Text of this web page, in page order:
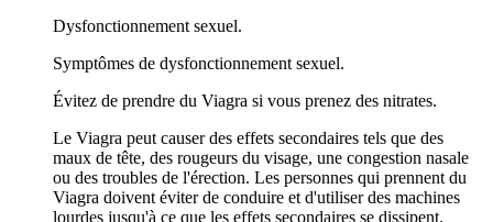
Dysfonctionnement sexuel.
Symptômes de dysfonctionnement sexuel.
Évitez de prendre du Viagra si vous prenez des nitrates.
Le Viagra peut causer des effets secondaires tels que des
maux de tête, des rougeurs du visage, une congestion nasale
ou des troubles de l'érection. Les personnes qui prennent du
Viagra doivent éviter de conduire et d'utiliser des machines
lourdes jusqu'à ce que les effets secondaires se dissipent.